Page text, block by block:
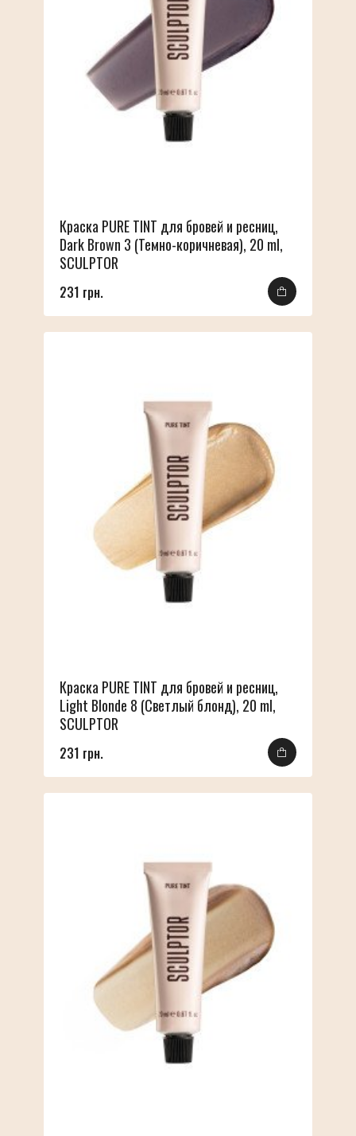
добиваться предсказуемого, желаемого клиентами
эффекта на бровях.
Гелевая краска SCULPTOR предлагается в объёме 15
мл. С момента вскрытия тюбика следует
использовать средство на протяжении 90 дней. Срок
годности продукта с даты изготовления составляет 3
Краска PURE TINT для бровей и ресниц,
Dark Brown 3 (Темно-коричневая), 20 ml,
SCULPTOR
231 грн.
Краска PURE TINT для бровей и ресниц,
Light Blonde 8 (Светлый блонд), 20 ml,
SCULPTOR
231 грн.